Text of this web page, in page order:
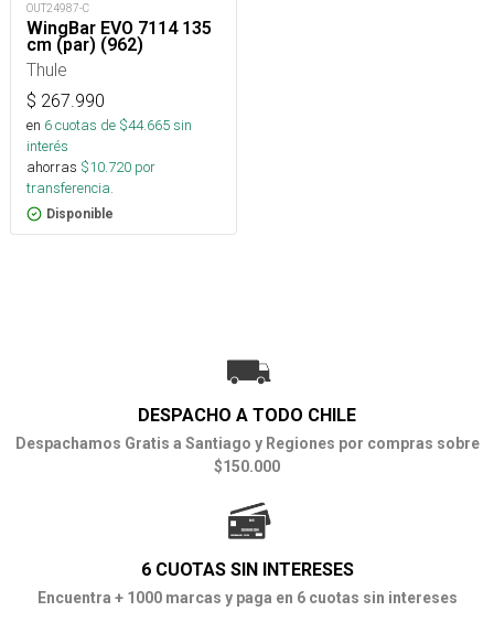
OUT24987-C
WingBar EVO 7114 135
cm (par) (962)
Thule
$ 267.990
en 6cuotas de $44.665sin
interés
ahorras $10.720 por
transferencia.
Disponible
DESPACHO A TODO CHILE
Despachamos Gratis a Santiago y Regiones por compras sobre
$150.000
6 CUOTAS SIN INTERESES
Encuentra + 1000 marcas y paga en 6 cuotas sin intereses